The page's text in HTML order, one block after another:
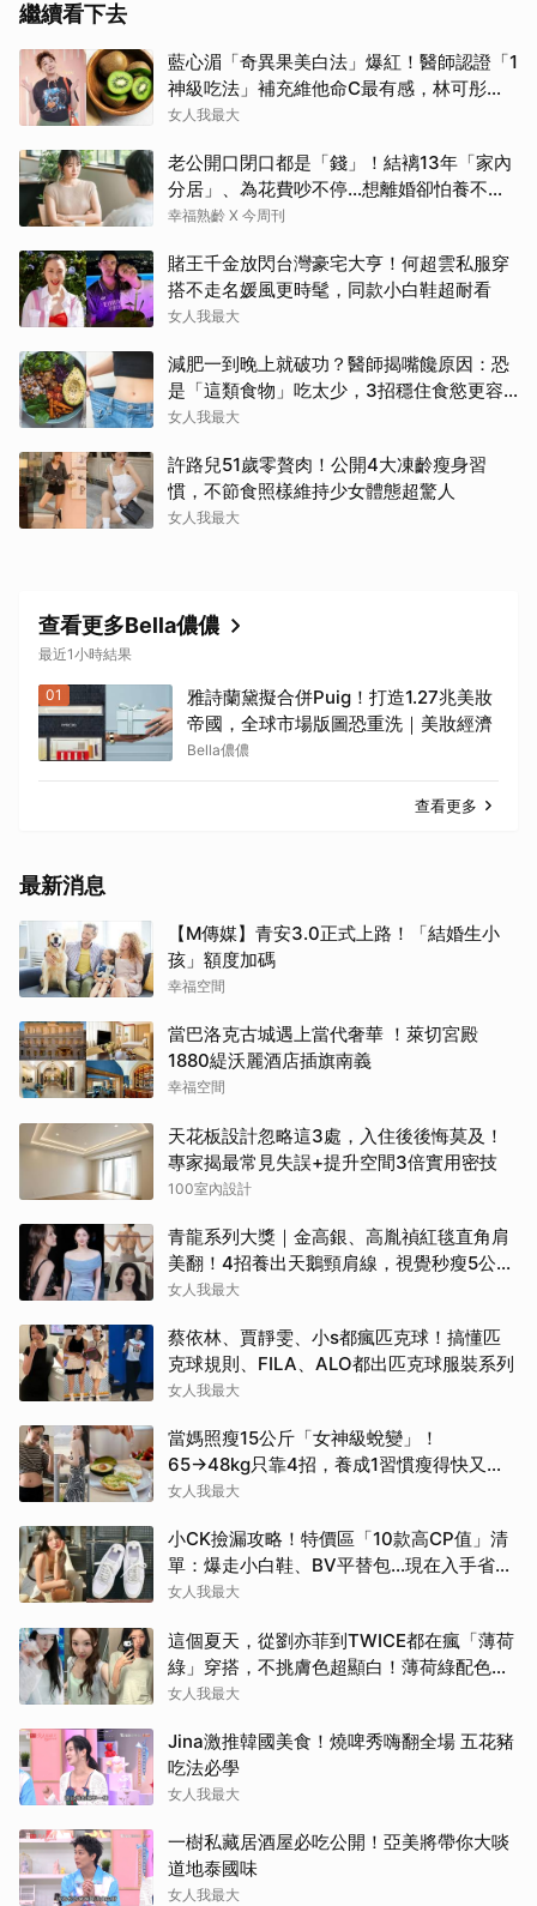
繼續看下去
藍心湄「奇異果美白法」爆紅！醫師認證「1
神級吃法」補充維他命C最有感，林可彤自
曝從小跟著吃
女人我最大
老公開口閉口都是「錢」！結褵13年「家內
分居」、為花費吵不停…想離婚卻怕養不活
自己：還要忍3年？
幸福熟齡 X 今周刊
賭王千金放閃台灣豪宅大亨！何超雲私服穿
搭不走名媛風更時髦，同款小白鞋超耐看
女人我最大
減肥一到晚上就破功？醫師揭嘴饞原因：恐
是「這類食物」吃太少，3招穩住食慾更容
易瘦！
女人我最大
許路兒51歲零贅肉！公開4大凍齡瘦身習
慣，不節食照樣維持少女體態超驚人
女人我最大
查看更多Bella儂儂
最近1小時結果
01
雅詩蘭黛擬合併Puig！打造1.27兆美妝
帝國，全球市場版圖恐重洗｜美妝經濟
Bella儂儂
查看更多
最新消息
【M傳媒】青安3.0正式上路！「結婚生小
孩」額度加碼
幸福空間
當巴洛克古城遇上當代奢華 ！萊切宮殿
1880緹沃麗酒店插旗南義
幸福空間
天花板設計忽略這3處，入住後後悔莫及！
專家揭最常見失誤+提升空間3倍實用密技
100室內設計
青龍系列大獎｜金高銀、高胤禎紅毯直角肩
美翻！4招養出天鵝頸肩線，視覺秒瘦5公
斤！
女人我最大
蔡依林、賈靜雯、小s都瘋匹克球！搞懂匹
克球規則、FILA、ALO都出匹克球服裝系列
女人我最大
當媽照瘦15公斤「女神級蛻變」！
65→48kg只靠4招，養成1習慣瘦得快又不
復胖
女人我最大
小CK撿漏攻略！特價區「10款高CP值」清
單：爆走小白鞋、BV平替包…現在入手省一
筆
女人我最大
這個夏天，從劉亦菲到TWICE都在瘋「薄荷
綠」穿搭，不挑膚色超顯白！薄荷綠配色公
開
女人我最大
Jina激推韓國美食！燒啤秀嗨翻全場 五花豬
吃法必學
女人我最大
一樹私藏居酒屋必吃公開！亞美將帶你大啖
道地泰國味
女人我最大